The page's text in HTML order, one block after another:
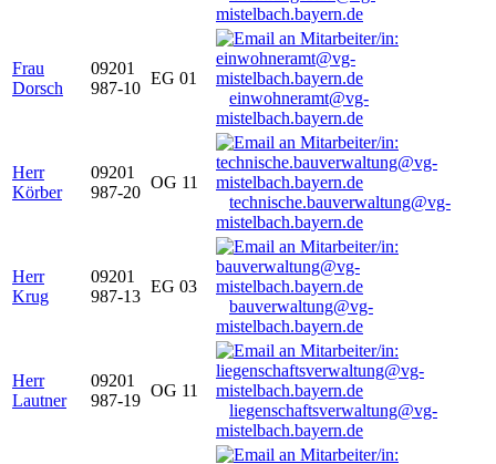
mistelbach.bayern.de
Frau
Dorsch
09201
987-10
EG 01
einwohneramt@vg-
mistelbach.bayern.de
Herr
Körber
09201
987-20
OG 11
technische.bauverwaltung@vg-
mistelbach.bayern.de
Herr
Krug
09201
987-13
EG 03
bauverwaltung@vg-
mistelbach.bayern.de
Herr
Lautner
09201
987-19
OG 11
liegenschaftsverwaltung@vg-
mistelbach.bayern.de